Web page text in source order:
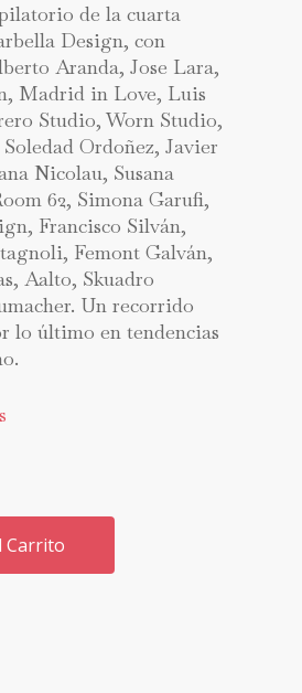
de la cuarta
Design, con
Aranda, Jose Lara,
Madrid in Love, Luis
Studio, Worn Studio,
Ordoñez, Javier
Nicolau, Susana
62, Simona Garufi,
Francisco Silván,
Femont Galván,
Aalto, Skuadro
Un recorrido
lo último en tendencias
Carrito